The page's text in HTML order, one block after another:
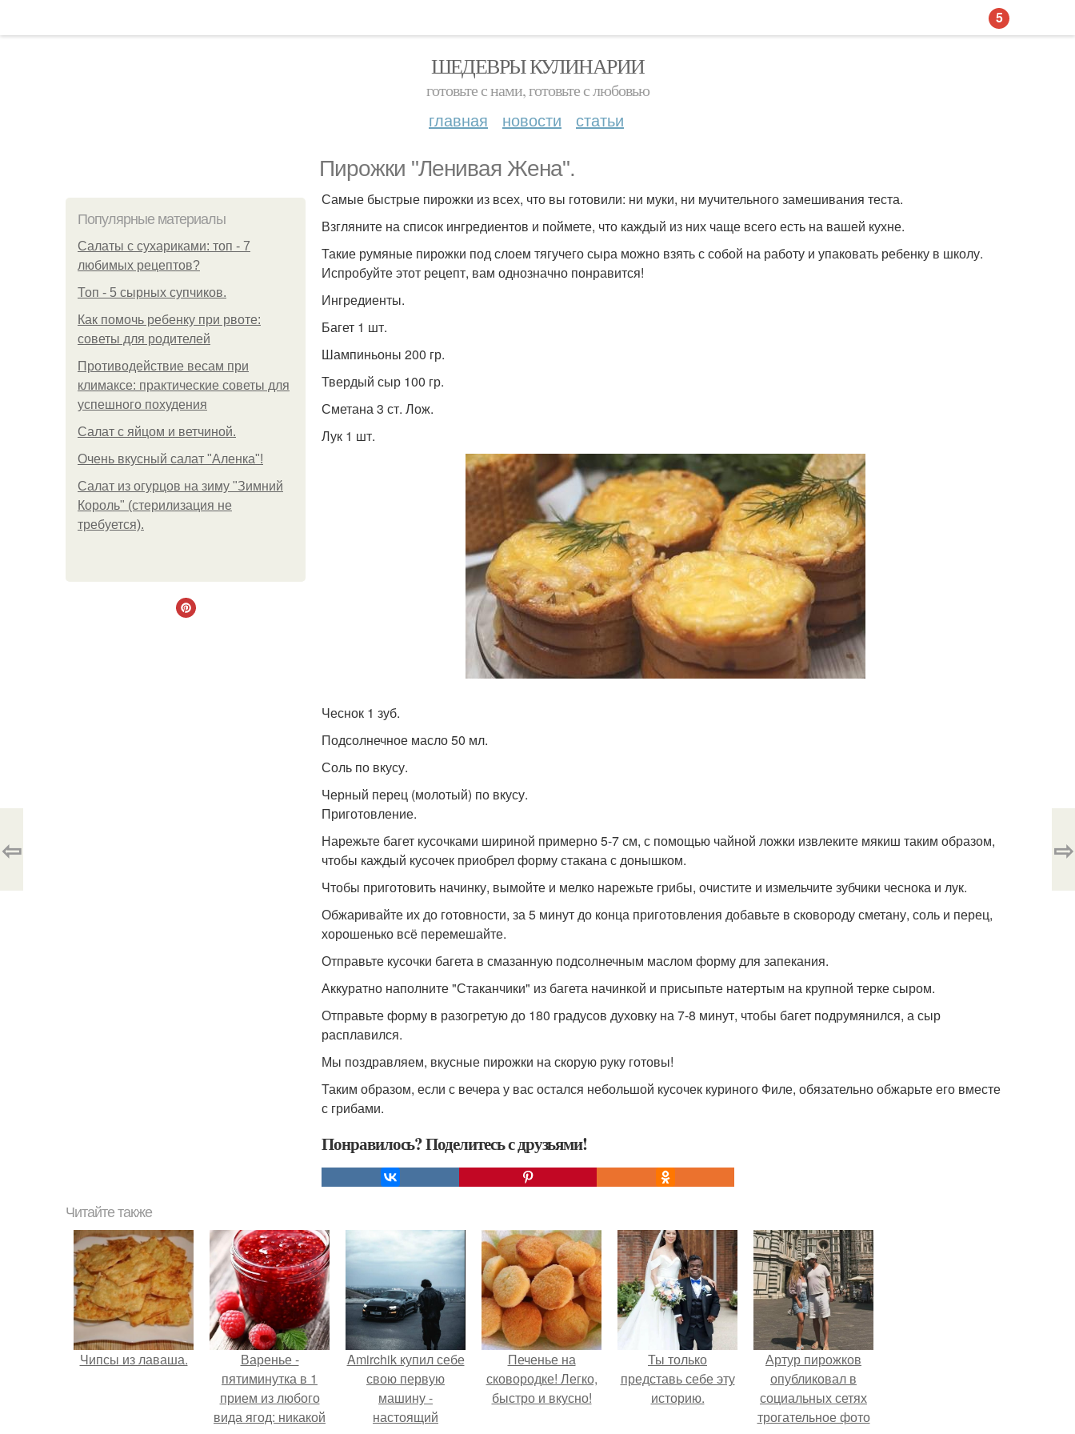
ШЕДЕВРЫ КУЛИНАРИИ
готовьте с нами, готовьте с любовью
главная новости статьи
Пирожки "Ленивая Жена".
Популярные материалы
Салаты с сухариками: топ - 7
любимых рецептов?
Топ - 5 сырных супчиков.
Как помочь ребенку при рвоте:
советы для родителей
Противодействие весам при
климаксе: практические советы для
успешного похудения
Салат с яйцом и ветчиной.
Очень вкусный салат "Аленка"!
Салат из огурцов на зиму "Зимний
Король" (стерилизация не
требуется).
Самые быстрые пирожки из всех, что вы готовили: ни муки, ни мучительного замешивания теста.
Взгляните на список ингредиентов и поймете, что каждый из них чаще всего есть на вашей кухне.
Такие румяные пирожки под слоем тягучего сыра можно взять с собой на работу и упаковать ребенку в школу.
Испробуйте этот рецепт, вам однозначно понравится!
Ингредиенты.
Багет 1 шт.
Шампиньоны 200 гр.
Твердый сыр 100 гр.
Сметана 3 ст. Лож.
Лук 1 шт.
Чеснок 1 зуб.
Подсолнечное масло 50 мл.
Соль по вкусу.
Черный перец (молотый) по вкусу.
Приготовление.
Нарежьте багет кусочками шириной примерно 5-7 см, с помощью чайной ложки извлеките мякиш таким образом,
чтобы каждый кусочек приобрел форму стакана с донышком.
Чтобы приготовить начинку, вымойте и мелко нарежьте грибы, очистите и измельчите зубчики чеснока и лук.
Обжаривайте их до готовности, за 5 минут до конца приготовления добавьте в сковороду сметану, соль и перец,
хорошенько всё перемешайте.
Отправьте кусочки багета в смазанную подсолнечным маслом форму для запекания.
Аккуратно наполните "Стаканчики" из багета начинкой и присыпьте натертым на крупной терке сыром.
Отправьте форму в разогретую до 180 градусов духовку на 7-8 минут, чтобы багет подрумянился, а сыр
расплавился.
Мы поздравляем, вкусные пирожки на скорую руку готовы!
Таким образом, если с вечера у вас остался небольшой кусочек куриного Филе, обязательно обжарьте его вместе
с грибами.
Понравилось? Поделитесь с друзьями!
⇦ ⇨
Читайте также
Чипсы из лаваша.
Варенье -
пятиминутка в 1
прием из любого
вида ягод: никакой
Amirchik купил себе
свою первую
машину -
настоящий
Печенье на
сковородке! Легко,
быстро и вкусно!
Ты только
представь себе эту
историю.
Артур пирожков
опубликовал в
социальных сетях
трогательное фото
5